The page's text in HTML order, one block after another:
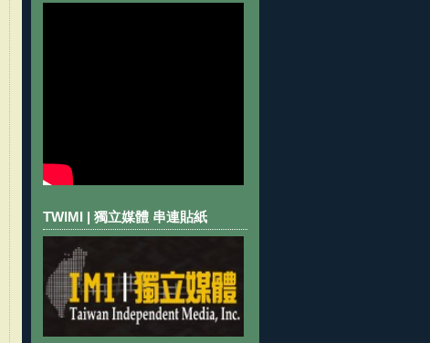
TWIMI | 獨立媒體 串連貼紙